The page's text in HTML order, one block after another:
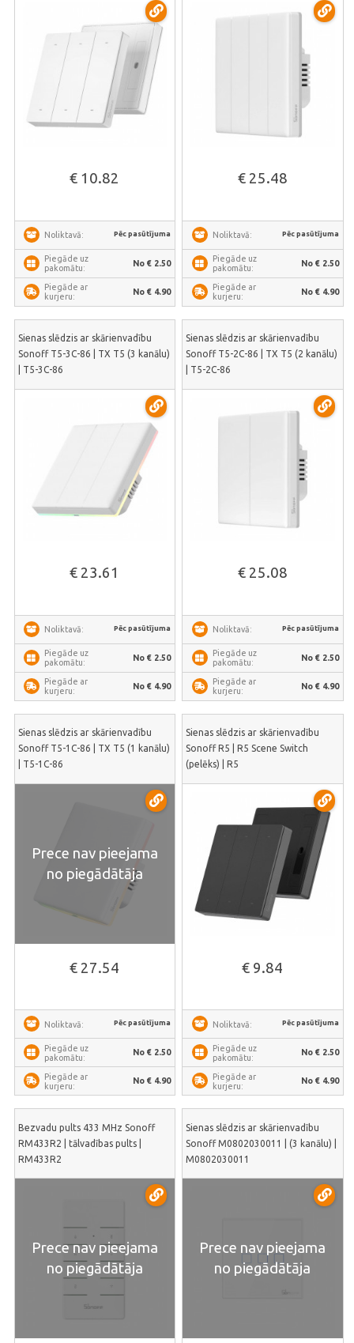
€ 10.82
Noliktavā: Pēc pasūtījuma
Piegāde uz
pakomātu:
No € 2.50
Piegāde ar
kurjeru:
No € 4.90
€ 25.48
Noliktavā: Pēc pasūtījuma
Piegāde uz
pakomātu:
No € 2.50
Piegāde ar
kurjeru:
No € 4.90
Sienas slēdzis ar skārienvadību
Sonoff T5-3C-86 | TX T5 (3 kanālu)
| T5-3C-86
€ 23.61
Noliktavā: Pēc pasūtījuma
Piegāde uz
pakomātu:
No € 2.50
Piegāde ar
kurjeru:
No € 4.90
Sienas slēdzis ar skārienvadību
Sonoff T5-2C-86 | TX T5 (2 kanālu)
| T5-2C-86
€ 25.08
Noliktavā: Pēc pasūtījuma
Piegāde uz
pakomātu:
No € 2.50
Piegāde ar
kurjeru:
No € 4.90
Sienas slēdzis ar skārienvadību
Sonoff T5-1C-86 | TX T5 (1 kanālu)
| T5-1C-86
Prece nav pieejama
no piegādātāja
€ 27.54
Noliktavā: Pēc pasūtījuma
Piegāde uz
pakomātu:
No € 2.50
Piegāde ar
kurjeru:
No € 4.90
Sienas slēdzis ar skārienvadību
Sonoff R5 | R5 Scene Switch
(pelēks) | R5
€ 9.84
Noliktavā: Pēc pasūtījuma
Piegāde uz
pakomātu:
No € 2.50
Piegāde ar
kurjeru:
No € 4.90
Bezvadu pults 433 MHz Sonoff
RM433R2 | tālvadības pults |
RM433R2
Prece nav pieejama
no piegādātāja
Sienas slēdzis ar skārienvadību
Sonoff M0802030011 | (3 kanālu) |
M0802030011
Prece nav pieejama
no piegādātāja